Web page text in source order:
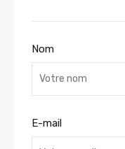
Nom
E-mail